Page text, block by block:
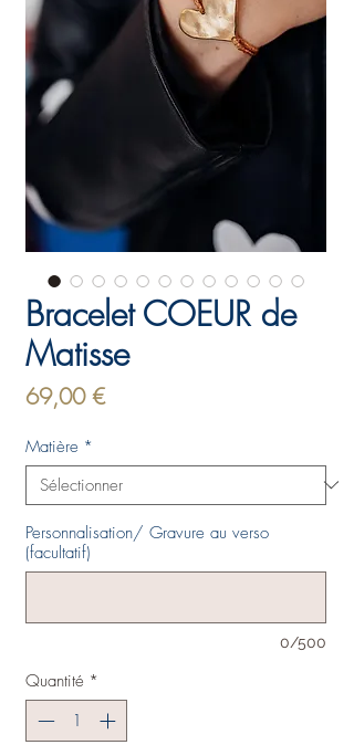
Bracelet COEUR de
Matisse
69,00 €Prix
Matière *
Personnalisation/ Gravure au verso
(facultatif)
0/500
Quantité *